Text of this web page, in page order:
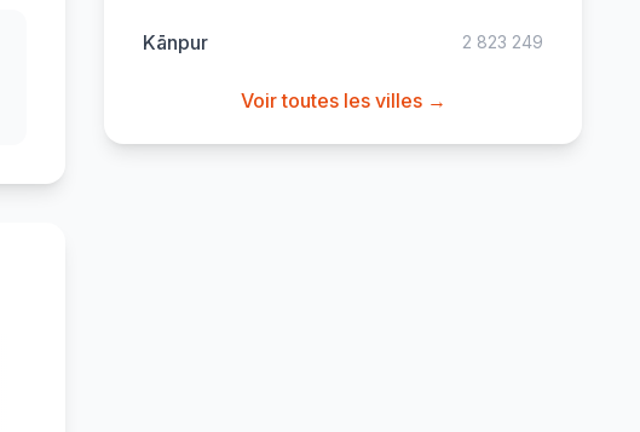
Kānpur 2 823 249
Voir toutes les villes →